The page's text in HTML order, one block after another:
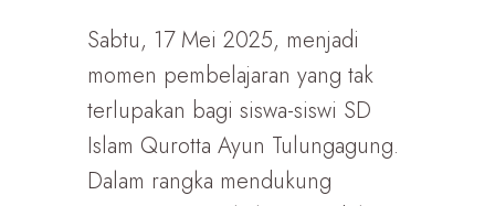
Sabtu, 17 Mei 2025, menjadi
momen pembelajaran yang tak
terlupakan bagi siswa-siswi SD
Islam Qurotta Ayun Tulungagung.
Dalam rangka mendukung